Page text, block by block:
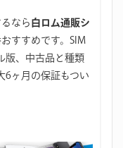
なら 白ロム通販シ
すすめです。SIM
版、中古品と種類
6ヶ月の保証もつい